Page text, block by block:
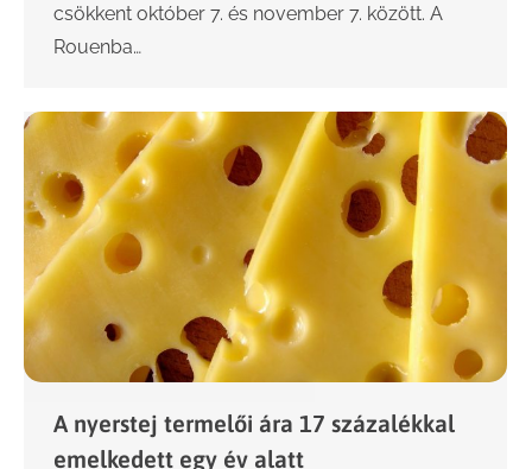
csökkent október 7. és november 7. között. A
Rouenba…
A nyerstej termelői ára 17 százalékkal
emelkedett egy év alatt